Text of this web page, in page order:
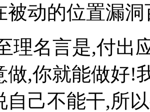
被动的位置漏洞
名言是,付出
做,你就能做好!
自己不能干,所